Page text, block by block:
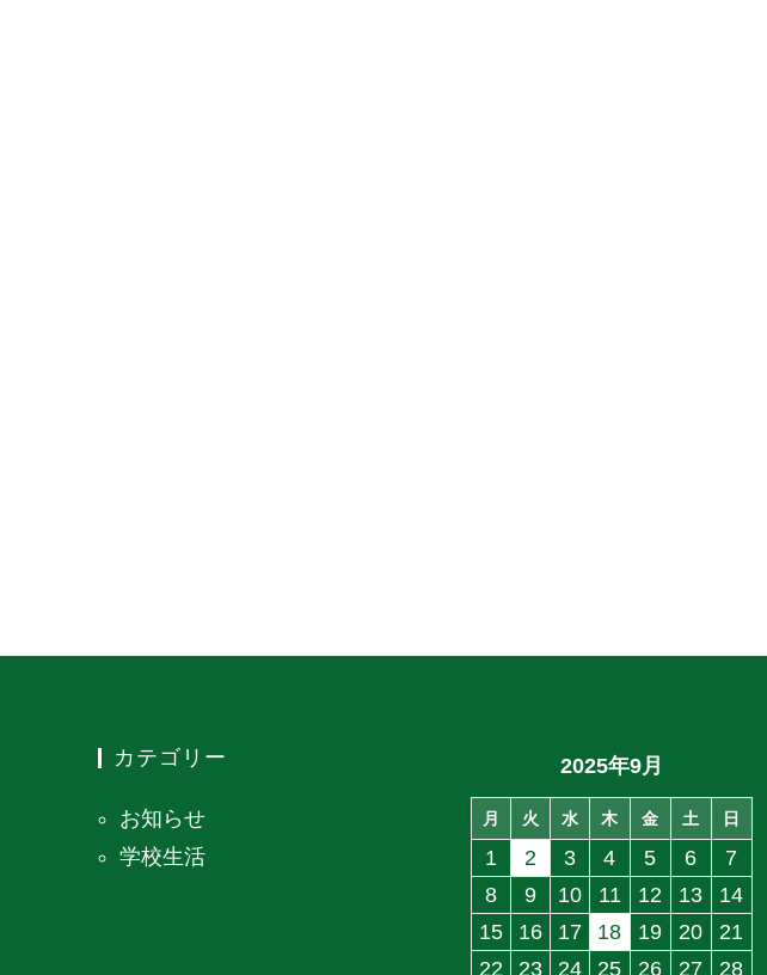
カテゴリー
お知らせ
学校生活
2025年9月
月 火 水 木 金 土 日
1 2 3 4 5 6
7
8
9 10 11 12 13
14
15
16 17 18 19 20
21
22
23 24 25 26 27 28